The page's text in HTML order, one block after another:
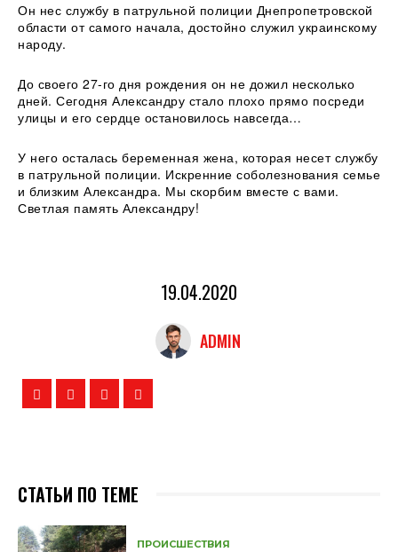
Он нес службу в патрульной полиции Днепропетровской
области от самого начала, достойно служил украинскому
народу.
До своего 27-го дня рождения он не дожил несколько
дней. Сегодня Александру стало плохо прямо посреди
улицы и его сердце остановилось навсегда…
У него осталась беременная жена, которая несет службу
в патрульной полиции. Искренние соболезнования семье
и близким Александра. Мы скорбим вместе с вами.
Светлая память Александру!
19.04.2020
ADMIN
СТАТЬИ ПО ТЕМЕ
ПРОИСШЕСТВИЯ